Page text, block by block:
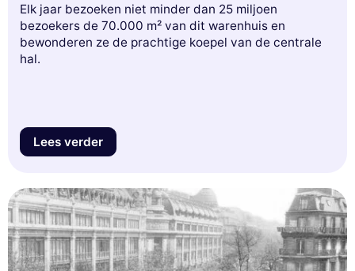
Elk jaar bezoeken niet minder dan 25 miljoen
bezoekers de 70.000 m² van dit warenhuis en
bewonderen ze de prachtige koepel van de centrale
hal.
Lees verder